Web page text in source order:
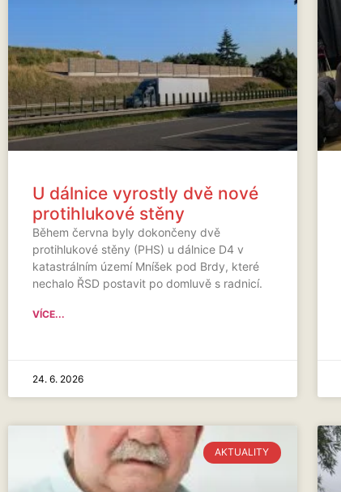
U dálnice vyrostly dvě nové
protihlukové stěny
Během června byly dokončeny dvě
protihlukové stěny (PHS) u dálnice D4 v
katastrálním území Mníšek pod Brdy, které
nechalo ŘSD postavit po domluvě s radnicí.
VÍCE...
24. 6. 2026
AKTUALITY